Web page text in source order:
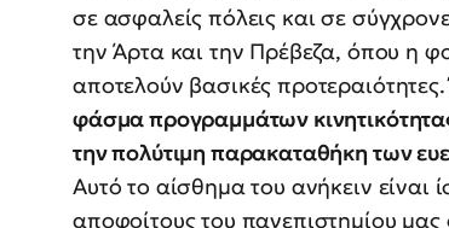
σε ασφαλείς πόλεις και σε
την Άρτα και την Πρέβεζα, όπου η
αποτελούν βασικές προτεραιότητες.
φάσμα προγραμμάτων
την πολύτιμη παρακαταθήκη των
Αυτό το αίσθημα του ανήκειν
αποφοίτους του πανεπιστημίου